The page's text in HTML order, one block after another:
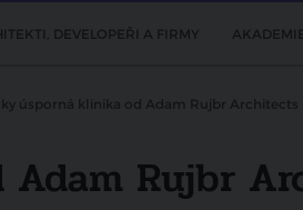
DEVELOPEŘI A FIRMY
úsporná klinika od Adam Rujbr Architects
Rujbr